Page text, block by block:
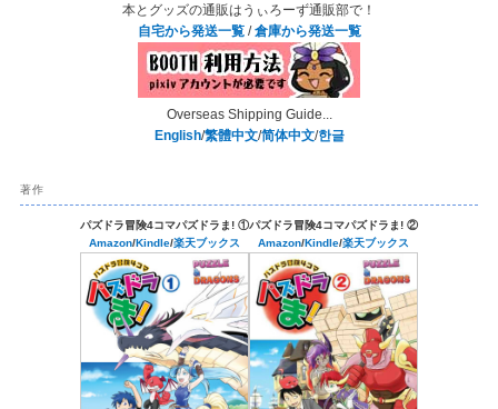
本とグッズの通販はうぃろーず通販部で！
自宅から発送一覧/倉庫から発送一覧
Overseas Shipping Guide...
English/繁體中文/简体中文/한글
著作
パズドラ冒険4コマパズドラま! ①
Amazon/Kindle/楽天ブックス
パズドラ冒険4コマパズドラま! ②
Amazon/Kindle/楽天ブックス